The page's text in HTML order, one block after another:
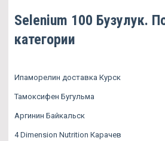
Selenium 100 Бузулук.
категории
Ипаморелин доставка Курск
Тамоксифен Бугульма
Аргинин Байкальск
4 Dimension Nutrition Карачев